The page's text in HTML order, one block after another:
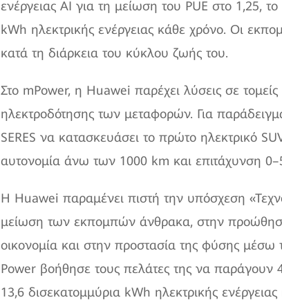
ενέργειας AI για τη μείωση του PUE στο 1,25,
kWh ηλεκτρικής ενέργειας κάθε χρόνο. Οι
κατά τη διάρκεια του κύκλου ζωής του.
Στο mPower, η Huawei παρέχει λύσεις σε
ηλεκτροδότησης των μεταφορών. Για
SERES να κατασκευάσει το πρώτο ηλεκτρικό
αυτονομία άνω των 1000 km και επιτάχυνση
Η Huawei παραμένει πιστή την υπόσχεση
μείωση των εκπομπών άνθρακα, στην
οικονομία και στην προστασία της φύσης
Power βοήθησε τους πελάτες της να παράγουν
13,6 δισεκατομμύρια kWh ηλεκτρικής